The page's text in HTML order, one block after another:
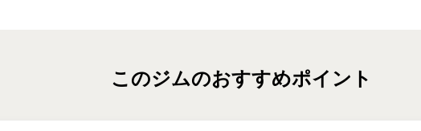
このジムのおすすめポイント